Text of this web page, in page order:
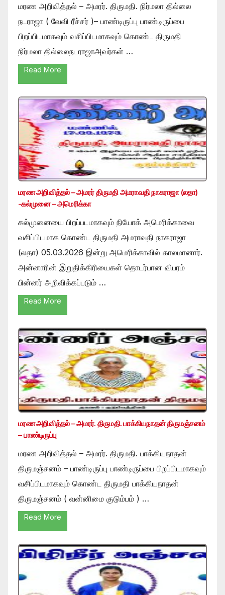
மரண அறிவித்தல் – அமரர். திருமதி. நிர்மலா தில்லை
நடராஜா ( வேவி ரீச்சர் )– பாண்டிருப்பு பாண்டிருப்பை
பிறப்பிடமாகவும் வசிப்பிடமாகவும் கொண்ட திருமதி
நிர்மலா தில்லைநடராஜாஅவர்கள் …
Read More
மரண அறிவித்தல் – அமரர் திருமதி அமராவதி நாகராஜா (லதா)
-கல்முனை – அமெரிக்கா
கல்முனையை பிறப்படமாகவும் நியோக் அமெரிக்காவை
வசிப்பிடமாக கொண்ட திருமதி அமராவதி நாகராஜா
(லதா) 05.03.2026 இன்று அமெரிக்காவில் காலமானார்.
அன்னாரின் இறுதிக்கிரியைகள் தொடர்பான விபரம்
பின்னர் அறிவிக்கப்படும் …
Read More
மரண அறிவித்தல் – அமரர். திருமதி. பாக்கியநாதன் திருமஞ்சனம்
– பாண்டிருப்பு
மரண அறிவித்தல் – அமரர். திருமதி. பாக்கியநாதன்
திருமஞ்சனம் – பாண்டிருப்பு பாண்டிருப்பை பிறப்பிடமாகவும்
வசிப்பிடமாகவும் கொண்ட திருமதி பாக்கியநாதன்
திருமஞ்சனம் ( வன்னிமை குடும்பம் ) …
Read More